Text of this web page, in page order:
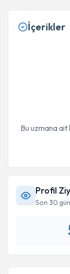
İçerikler
Bu uzmana ait
Profil
Son 30